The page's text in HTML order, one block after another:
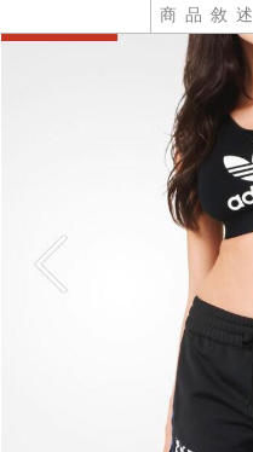
商品敘述